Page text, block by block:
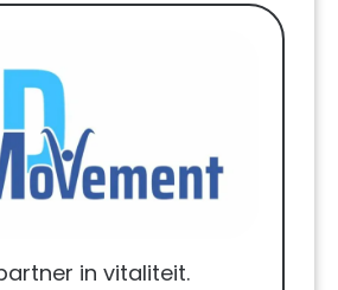
in vitaliteit.